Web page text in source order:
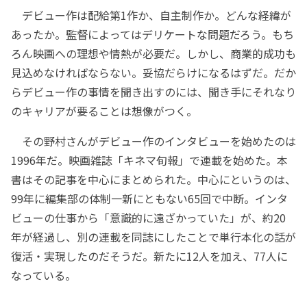
デビュー作は配給第1作か、自主制作か。どんな経緯が
あったか。監督によってはデリケートな問題だろう。もち
ろん映画への理想や情熱が必要だ。しかし、商業的成功も
見込めなければならない。妥協だらけになるはずだ。だか
らデビュー作の事情を聞き出すのには、聞き手にそれなり
のキャリアが要ることは想像がつく。
その野村さんがデビュー作のインタビューを始めたのは
1996年だ。映画雑誌「キネマ旬報」で連載を始めた。本
書はその記事を中心にまとめられた。中心にというのは、
99年に編集部の体制一新にともない65回で中断。インタ
ビューの仕事から「意識的に遠ざかっていた」が、約20
年が経過し、別の連載を同誌にしたことで単行本化の話が
復活・実現したのだそうだ。新たに12人を加え、77人に
なっている。